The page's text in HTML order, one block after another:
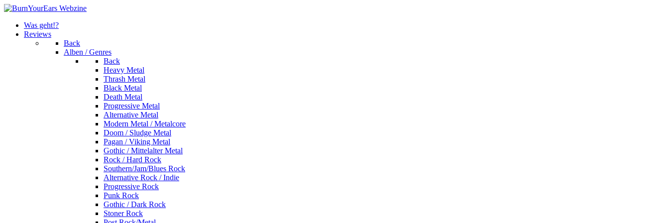
Was geht!?
Reviews
Back
Alben / Genres
Back
Heavy Metal
Thrash Metal
Black Metal
Death Metal
Progressive Metal
Alternative Metal
Modern Metal / Metalcore
Doom / Sludge Metal
Pagan / Viking Metal
Gothic / Mittelalter Metal
Rock / Hard Rock
Southern/Jam/Blues Rock
Alternative Rock / Indie
Progressive Rock
Punk Rock
Gothic / Dark Rock
Stoner Rock